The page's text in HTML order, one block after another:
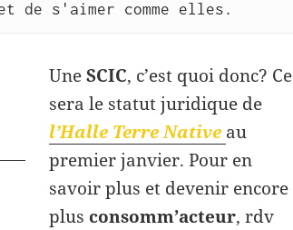
UneSCIC, c’est quoi donc? Ce
sera le statut juridique de
l’Halle Terre Native au
premier janvier. Pour en
savoir plus et devenir encore
plus consomm’acteur, rdv